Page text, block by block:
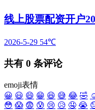
线上股票配资开户
2026-5-29 54℃
共有 0 条评论
emoji表情
😀 😃 😄 😁 😆 😅 😂 🤣
😳 😱 😨 😰 😢 😥 🤤 😭